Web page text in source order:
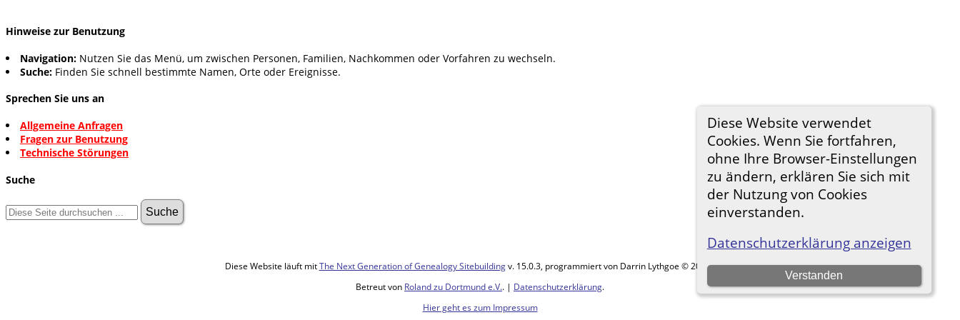
Diese Website verwendet
Cookies. Wenn Sie fortfahren,
ohne Ihre Browser-Einstellungen
zu ändern, erklären Sie sich mit
der Nutzung von Cookies
einverstanden.
Datenschutzerklärung anzeigen
Verstanden
Hinweise zur Benutzung
Navigation: Nutzen Sie das Menü, um zwischen Personen, Familien, Nachkommen oder Vorfahren zu wechseln.
Suche: Finden Sie schnell bestimmte Namen, Orte oder Ereignisse.
Sprechen Sie uns an
Allgemeine Anfragen
Fragen zur Benutzung
Technische Störungen
Suche
Diese Website läuft mitThe Next Generation of Genealogy Sitebuildingv. 15.0.3, programmiert von Darrin Lythgoe © 2001-2026.
Betreut von Roland zu Dortmund e.V.. | Datenschutzerklärung.
Hier geht es zum Impressum